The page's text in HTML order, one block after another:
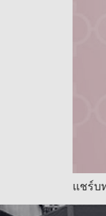
แ